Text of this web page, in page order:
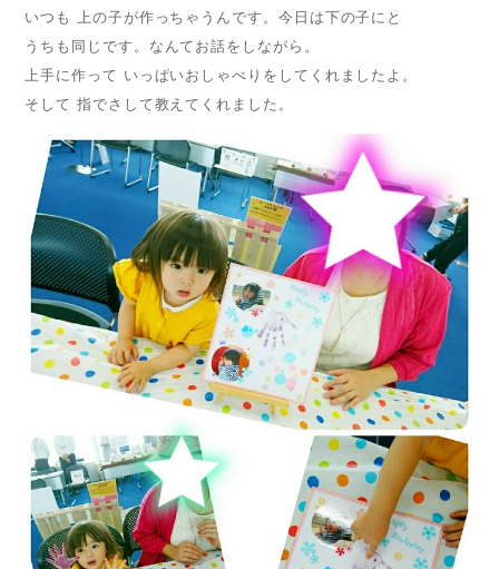
いつも 上の子が作っちゃうんです。今日は下の子にと
うちも同じです。なんてお話をしながら。
上手に作って いっぱいおしゃべりをしてくれましたよ。
そして 指でさして教えてくれました。